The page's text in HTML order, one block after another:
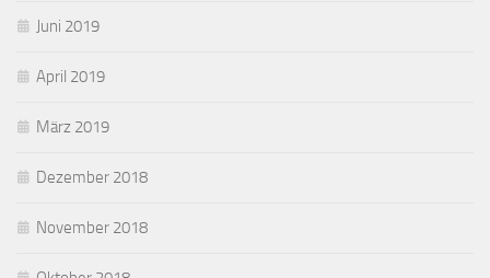
Juni 2019
April 2019
März 2019
Dezember 2018
November 2018